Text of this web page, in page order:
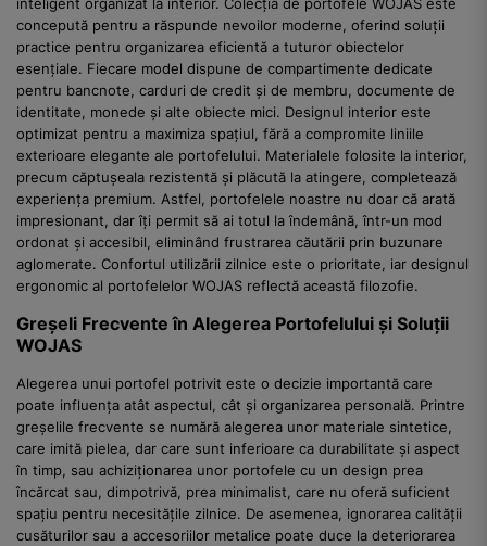
concepută pentru a răspunde nevoilor moderne, oferind soluții
practice pentru organizarea eficientă a tuturor obiectelor
esențiale. Fiecare model dispune de compartimente dedicate
pentru bancnote, carduri de credit și de membru, documente de
identitate, monede și alte obiecte mici. Designul interior este
optimizat pentru a maximiza spațiul, fără a compromite liniile
exterioare elegante ale portofelului. Materialele folosite la interior,
precum căptușeala rezistentă și plăcută la atingere, completează
experiența premium. Astfel, portofelele noastre nu doar că arată
impresionant, dar îți permit să ai totul la îndemână, într-un mod
ordonat și accesibil, eliminând frustrarea căutării prin buzunare
aglomerate. Confortul utilizării zilnice este o prioritate, iar designul
ergonomic al portofelelor WOJAS reflectă această filozofie.
Greșeli Frecvente în Alegerea Portofelului și Soluții
WOJAS
Alegerea unui portofel potrivit este o decizie importantă care
poate influența atât aspectul, cât și organizarea personală. Printre
greșelile frecvente se numără alegerea unor materiale sintetice,
care imită pielea, dar care sunt inferioare ca durabilitate și aspect
în timp, sau achiziționarea unor portofele cu un design prea
încărcat sau, dimpotrivă, prea minimalist, care nu oferă suficient
spațiu pentru necesitățile zilnice. De asemenea, ignorarea calității
cusăturilor sau a accesoriilor metalice poate duce la deteriorarea